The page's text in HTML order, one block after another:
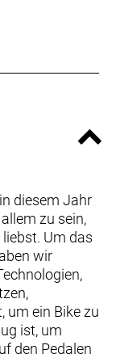
diesem Jahr
zu sein,
Um das
wir
um ein Bike zu
ist, um
den Pedalen